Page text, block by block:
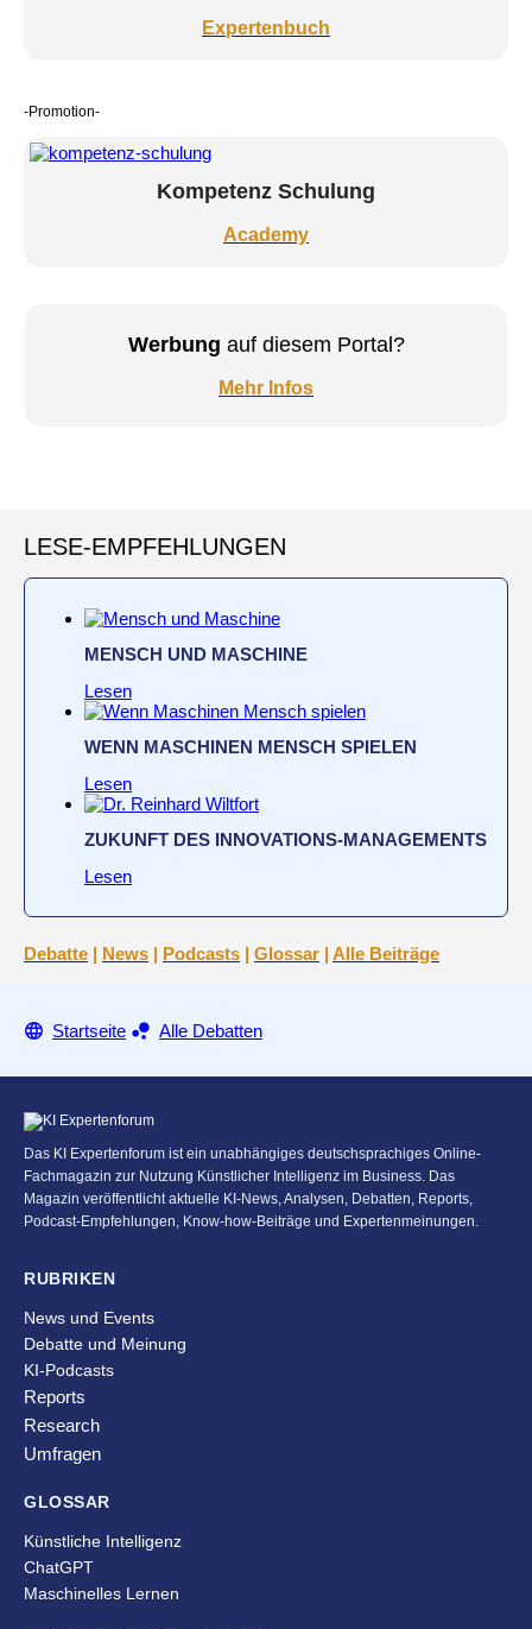
Expertenbuch
-Promotion-
Kompetenz Schulung
Academy
Werbung auf diesem Portal?
Mehr Infos
LESE-EMPFEHLUNGEN
MENSCH UND MASCHINE
Lesen
WENN MASCHINEN MENSCH SPIELEN
Lesen
ZUKUNFT DES INNOVATIONS-MANAGEMENTS
Lesen
Debatte | News | Podcasts | Glossar | Alle Beiträge
Startseite Alle Debatten
Das KI Expertenforum ist ein unabhängiges deutschsprachiges Online-
Fachmagazin zur Nutzung Künstlicher Intelligenz im Business. Das
Magazin veröffentlicht aktuelle KI-News, Analysen, Debatten, Reports,
Podcast-Empfehlungen, Know-how-Beiträge und Expertenmeinungen.
RUBRIKEN
News und Events
Debatte und Meinung
KI-Podcasts
Reports
Research
Umfragen
GLOSSAR
Künstliche Intelligenz
ChatGPT
Maschinelles Lernen